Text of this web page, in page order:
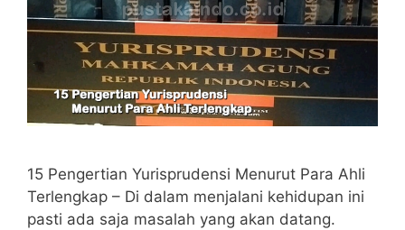
15 Pengertian Yurisprudensi Menurut Para Ahli
Terlengkap – Di dalam menjalani kehidupan ini
pasti ada saja masalah yang akan datang.